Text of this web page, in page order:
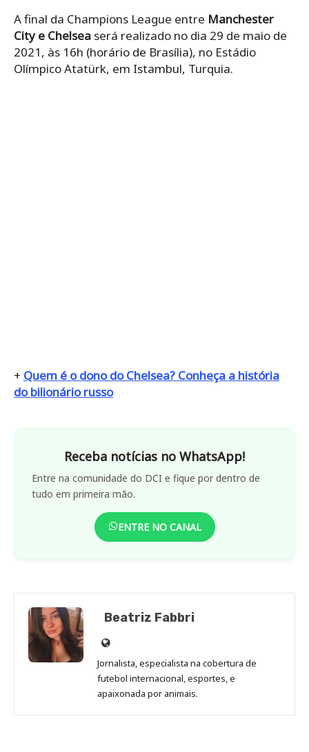
A final da Champions League entre Manchester
City e Chelsea será realizado no dia 29 de maio de
2021, às 16h (horário de Brasília), no Estádio
Olímpico Atatürk, em Istambul, Turquia.
+ Quem é o dono do Chelsea? Conheça a história
do bilionário russo
Receba notícias no WhatsApp!
Entre na comunidade do DCI e fique por dentro de
tudo em primeira mão.
ENTRE NO CANAL
Beatriz Fabbri
Site
de
Beatriz
Fabbri
Jornalista, especialista na cobertura de
futebol internacional, esportes, e
apaixonada por animais.